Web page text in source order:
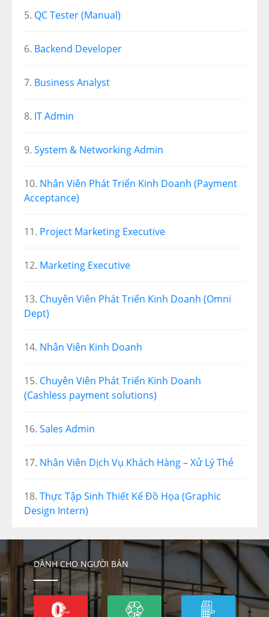
QC Tester (Manual)
Backend Developer
Business Analyst
IT Admin
System & Networking Admin
Nhân Viên Phát Triển Kinh Doanh (Payment
Acceptance)
Project Marketing Executive
Marketing Executive
Chuyên Viên Phát Triển Kinh Doanh (Omni
Dept)
Nhân Viên Kinh Doanh
Chuyên Viên Phát Triển Kinh Doanh
(Cashless payment solutions)
Sales Admin
Nhân Viên Dịch Vụ Khách Hàng – Xử Lý Thẻ
Thực Tập Sinh Thiết Kế Đồ Họa (Graphic
Design Intern)
DÀNH CHO NGƯỜI BÁN